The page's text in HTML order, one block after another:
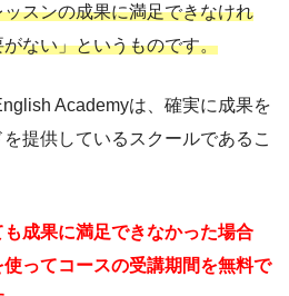
スンの成果に満足できなけれ
ない」というものです。
Academyは、確実に成果を
提供しているスクールであるこ
成果に満足できなかった場合
ってコースの受講期間を無料で